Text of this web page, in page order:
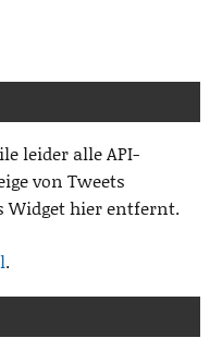
leider alle API-
von Tweets
Widget hier entfernt.
.